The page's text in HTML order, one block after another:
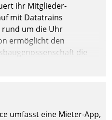
ihr Mitglieder-
mit Datatrains
rund um die Uhr
ermöglicht den
die
Tablet oder PC.
umfasst eine Mieter-App,